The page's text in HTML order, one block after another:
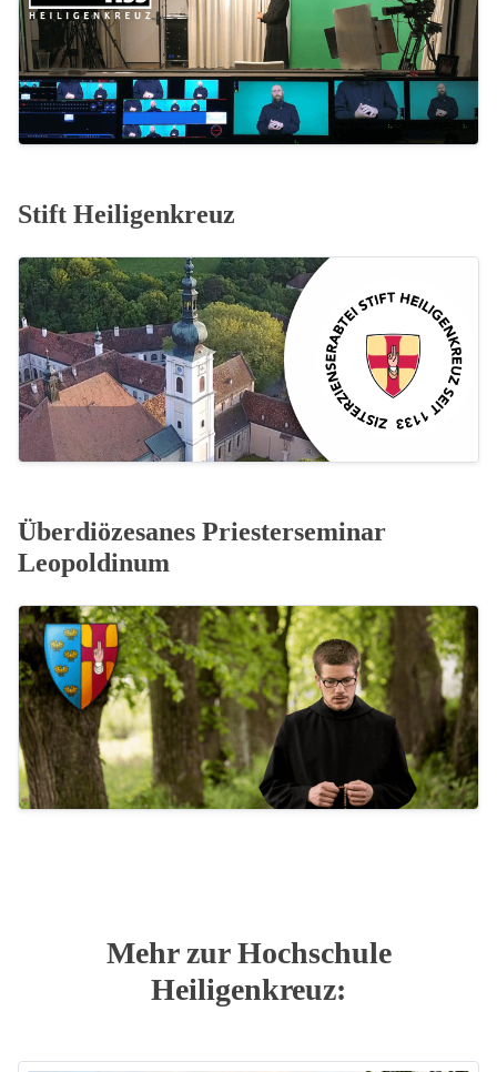
Stift Heiligenkreuz
Überdiözesanes Priesterseminar
Leopoldinum
Mehr zur Hochschule
Heiligenkreuz: